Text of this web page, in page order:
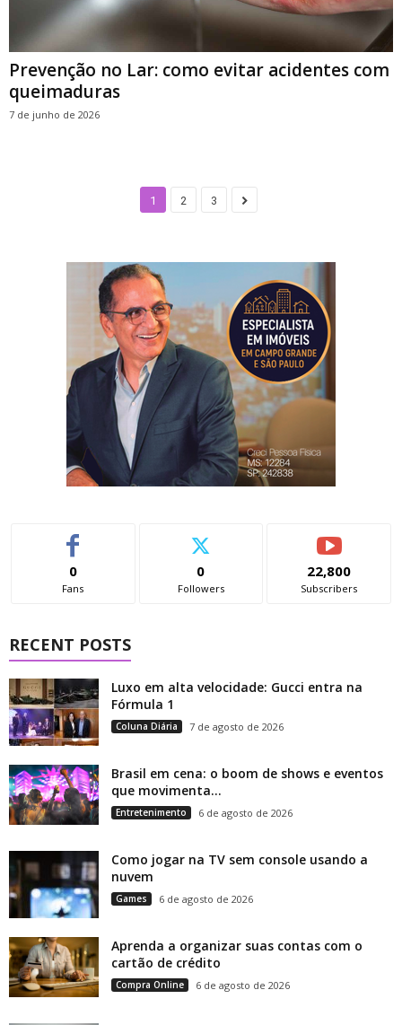
Prevenção no Lar: como evitar acidentes com
queimaduras
7 de junho de 2026
1 2 3
0
Fans
0
Followers
22,800
Subscribers
RECENT POSTS
Luxo em alta velocidade: Gucci entra na
Fórmula 1
Coluna Diária 7 de agosto de 2026
Brasil em cena: o boom de shows e eventos
que movimenta...
Entretenimento 6 de agosto de 2026
Como jogar na TV sem console usando a
nuvem
Games 6 de agosto de 2026
Aprenda a organizar suas contas com o
cartão de crédito
Compra Online 6 de agosto de 2026